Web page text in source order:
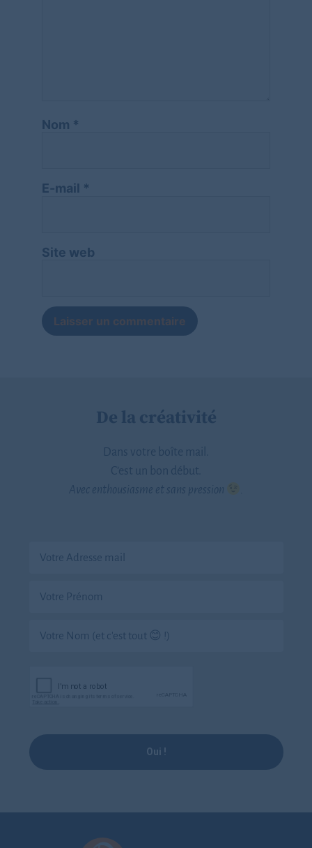
Nom *
E-mail *
Site web
De la créativité
Dans votre boîte mail.
C’est un bon début.
Avec enthousiasme et sans pression
Oui !